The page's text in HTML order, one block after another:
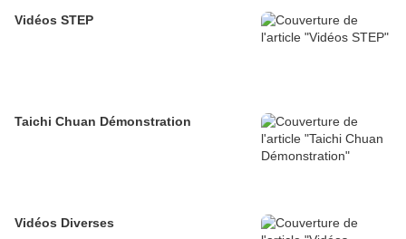
Vidéos STEP
Taichi Chuan Démonstration
Vidéos Diverses